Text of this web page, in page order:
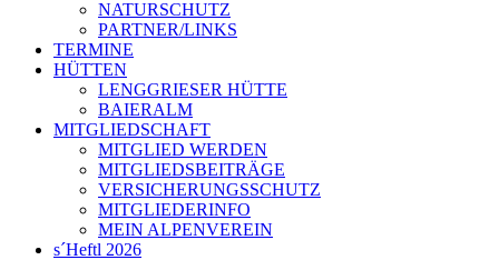
NATURSCHUTZ
PARTNER/LINKS
TERMINE
HÜTTEN
LENGGRIESER HÜTTE
BAIERALM
MITGLIEDSCHAFT
MITGLIED WERDEN
MITGLIEDSBEITRÄGE
VERSICHERUNGSSCHUTZ
MITGLIEDERINFO
MEIN ALPENVEREIN
s´Heftl 2026